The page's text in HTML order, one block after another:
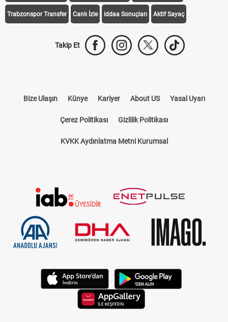
Trabzonspor Transfer Canlı İzle iddaa Sonuçları Aktif Sayaç
Takip Et
Bize Ulaşın Künye Kariyer About US Yasal Uyarı
Çerez Politikası Gizlilik Politikası
KVKK Aydınlatma Metni Kurumsal